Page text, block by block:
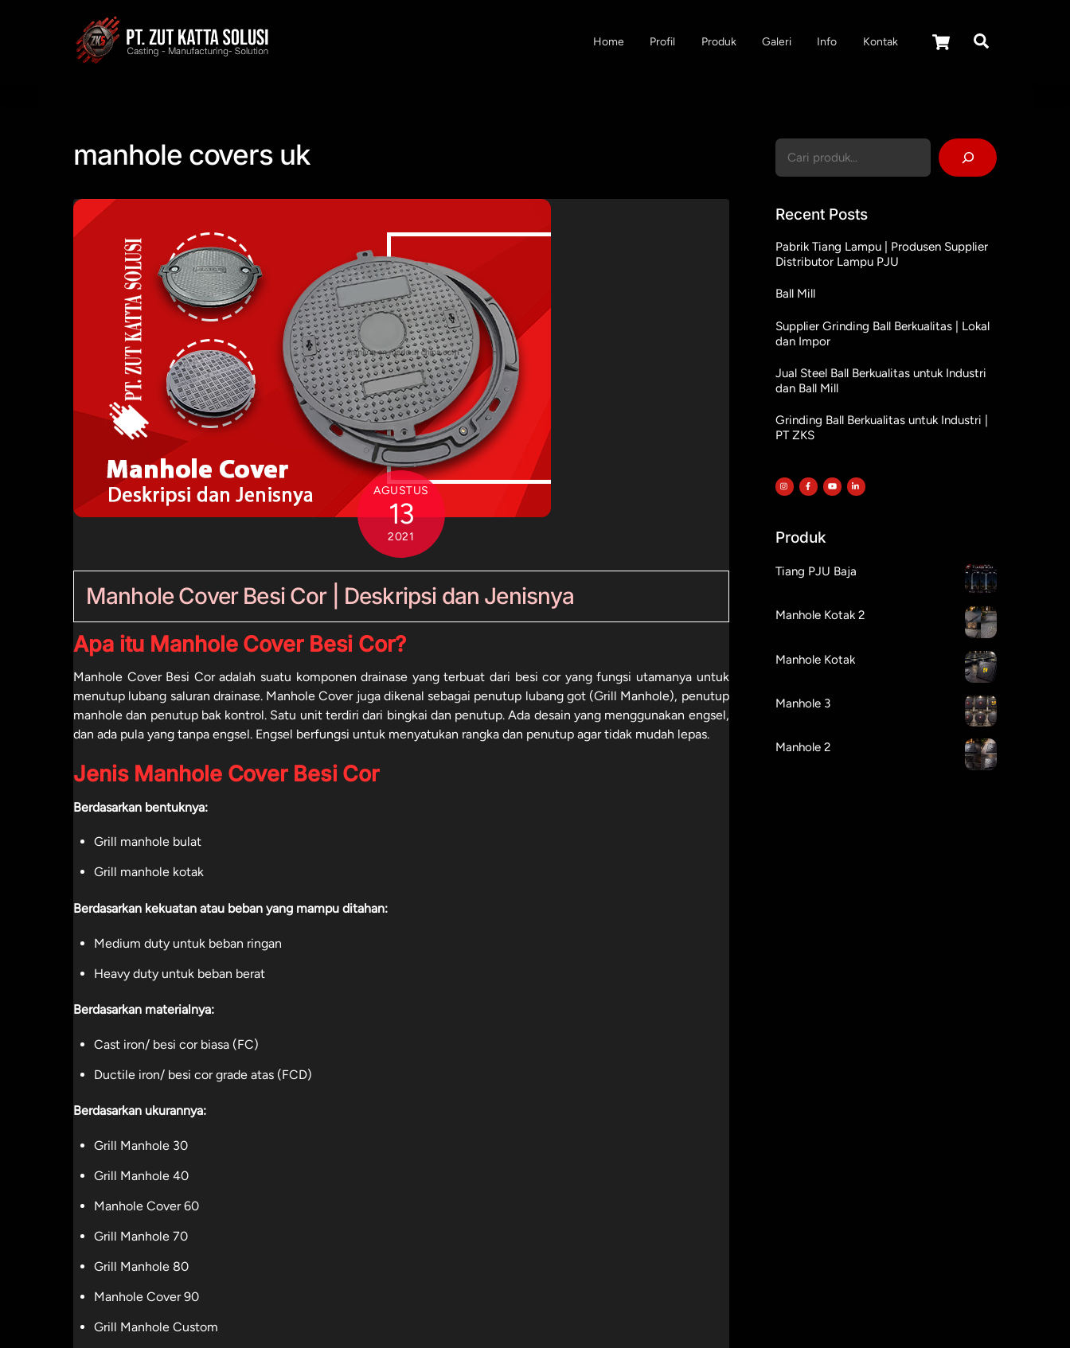
Cart
Home Profil Produk Galeri Info Kontak
manhole covers uk
AGUSTUS
13
2021
Manhole Cover Besi Cor | Deskripsi dan Jenisnya
Apa itu Manhole Cover Besi Cor?
Manhole Cover Besi Cor adalah suatu komponen drainase yang terbuat dari besi cor yang fungsi utamanya untuk
menutup lubang saluran drainase. Manhole Cover juga dikenal sebagai penutup lubang got (Grill Manhole), penutup
manhole dan penutup bak kontrol. Satu unit terdiri dari bingkai dan penutup. Ada desain yang menggunakan engsel,
dan ada pula yang tanpa engsel. Engsel berfungsi untuk menyatukan rangka dan penutup agar tidak mudah lepas.
Jenis Manhole Cover Besi Cor
Berdasarkan bentuknya:
Grill manhole bulat
Grill manhole kotak
Berdasarkan kekuatan atau beban yang mampu ditahan:
Medium duty untuk beban ringan
Heavy duty untuk beban berat
Berdasarkan materialnya:
Cast iron/ besi cor biasa (FC)
Ductile iron/ besi cor grade atas (FCD)
Berdasarkan ukurannya:
Grill Manhole 30
Grill Manhole 40
Manhole Cover 60
Grill Manhole 70
Grill Manhole 80
Manhole Cover 90
Grill Manhole Custom
Cari
Recent Posts
Pabrik Tiang Lampu | Produsen Supplier
Distributor Lampu PJU
Ball Mill
Supplier Grinding Ball Berkualitas | Lokal
dan Impor
Jual Steel Ball Berkualitas untuk Industri
dan Ball Mill
Grinding Ball Berkualitas untuk Industri |
PT ZKS
Produk
Tiang PJU Baja
Manhole Kotak 2
Manhole Kotak
Manhole 3
Manhole 2